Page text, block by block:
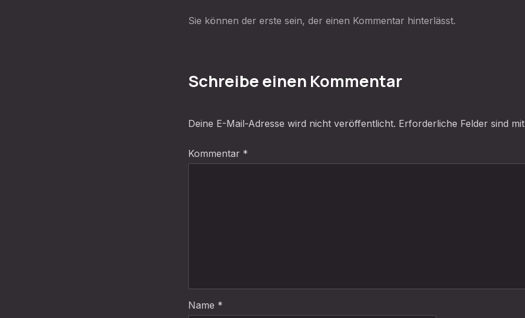
Sie können der erste sein, der einen Kommentar hinterlässt.
Schreibe einen Kommentar
Deine E-Mail-Adresse wird nicht veröffentlicht. Erforderliche Felder sind mit
Kommentar *
Name *